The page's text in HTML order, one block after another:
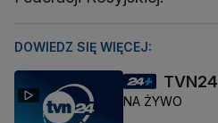
DOWIEDZ SIĘ WIĘCEJ:
TVN24
NA ŻYWO